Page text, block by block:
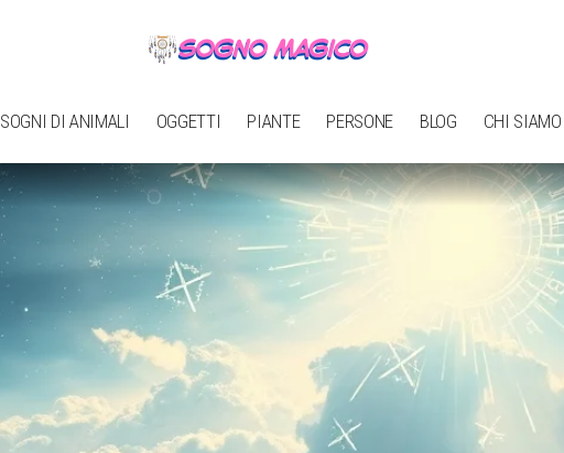
SOGNI DI ANIMALI OGGETTI PIANTE PERSONE BLOG CHI SIAMO